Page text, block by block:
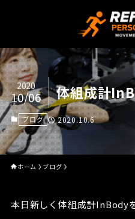
体組成計
2020
10/06
ブログ 2020.10.6
ホーム ブログ
本日新しく体組成計InBody